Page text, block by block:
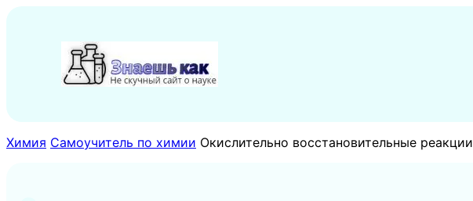
содержимому
Химия Самоучитель по химии Окислительно восстановительные реакции